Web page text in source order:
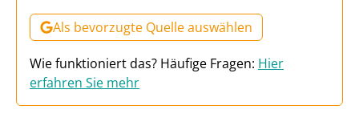
Als bevorzugte Quelle auswählen
Wie funktioniert das? Häufige Fragen: Hier
erfahren Sie mehr